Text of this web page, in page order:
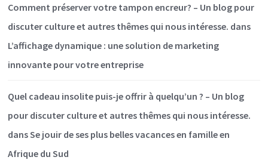
Comment préserver votre tampon encreur? – Un blog pour
discuter culture et autres thêmes qui nous intéresse. dans
L’affichage dynamique : une solution de marketing
innovante pour votre entreprise
Quel cadeau insolite puis-je offrir à quelqu’un ? – Un blog
pour discuter culture et autres thêmes qui nous intéresse.
dansSe jouir de ses plus belles vacances en famille en
Afrique du Sud